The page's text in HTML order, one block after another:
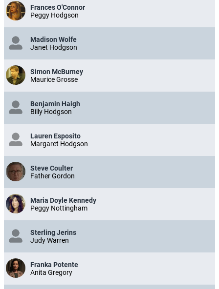
Frances O'Connor
Peggy Hodgson
Madison Wolfe
Janet Hodgson
Simon McBurney
Maurice Grosse
Benjamin Haigh
Billy Hodgson
Lauren Esposito
Margaret Hodgson
Steve Coulter
Father Gordon
Maria Doyle Kennedy
Peggy Nottingham
Sterling Jerins
Judy Warren
Franka Potente
Anita Gregory